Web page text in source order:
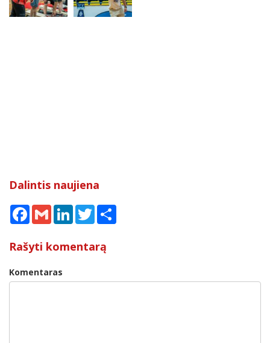
Dalintis naujiena
FacebookGmail LinkedInTwitter
Rašyti komentarą
Komentaras